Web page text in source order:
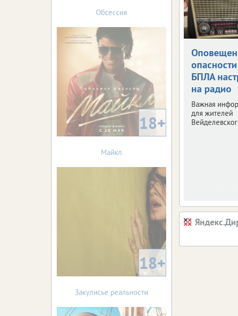
БПЛА
на радио
Важная
для жителей
Обсессия
18+
Майкл
18+
Закулисье реальности